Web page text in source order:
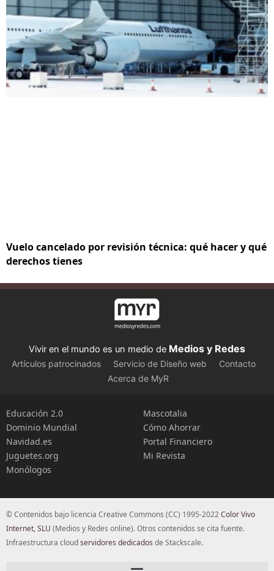
Vuelo cancelado por revisión técnica: qué hacer y qué
derechos tienes
Vivir en el mundo es un medio de Medios y Redes
Artículos patrocinados Servicio de Diseño web
Contacto
Acerca de MyR
Educación 2.0
Dominio Mundial
Navidad.es
Juguetes.org
Monólogos
Mascotalia
Cómo Ahorrar
Portal Financiero
Mi Revista
© Contenidos bajo licencia Creative Commons (CC) 1995-2022Color Vivo
Internet, SLU (Medios y Redes online). Otros contenidos se cita fuente.
Infraestructura cloudservidores dedicados de Stackscale.